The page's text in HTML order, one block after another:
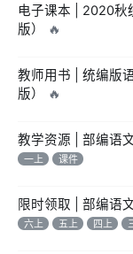
电子课本 | 2020秋
版）
🔥
教师用书 | 统编版
版）
🔥
教学资源 | 部编语
一上 课件
限时领取 | 部编语
六上 五上 四上